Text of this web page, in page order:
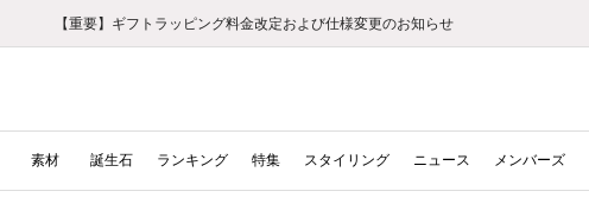
お修理・アフターサービスのご案内
【重要】令和８年熊本地震に伴う集配への影響について
【重要】ギフトラッピング料金改定および仕様変更のお知らせ
【重要】夏季休業の営業についてのご案内
税込5,500円以上で送料無料｜最短24時間以内に発送
新規会員登録で1000ポイントプレゼント！
LINE友だち登録で500円クーポンプレゼント
会員限定！レビュー投稿で100ポイントプレゼント
お修理・アフターサービスのご案内
【重要】令和８年熊本地震に伴う集配への影響について
素材 誕生石 ランキング 特集 スタイリング ニュース メンバーズ